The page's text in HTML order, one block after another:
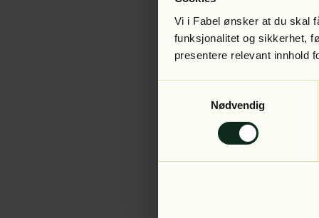
Vi i Fabel ønsker at du skal
funksjonalitet og sikkerhet,
presentere relevant innhold
Nødvendig
Application